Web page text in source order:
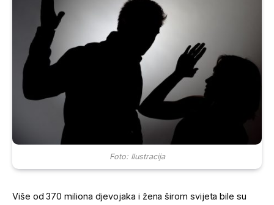
Foto: Ilustracija
Više od 370 miliona djevojaka i žena širom svijeta bile su